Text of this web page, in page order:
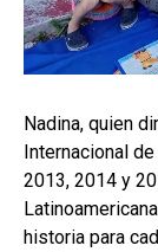
Nadina, quien
Internacional
2013, 2014 y
historia para